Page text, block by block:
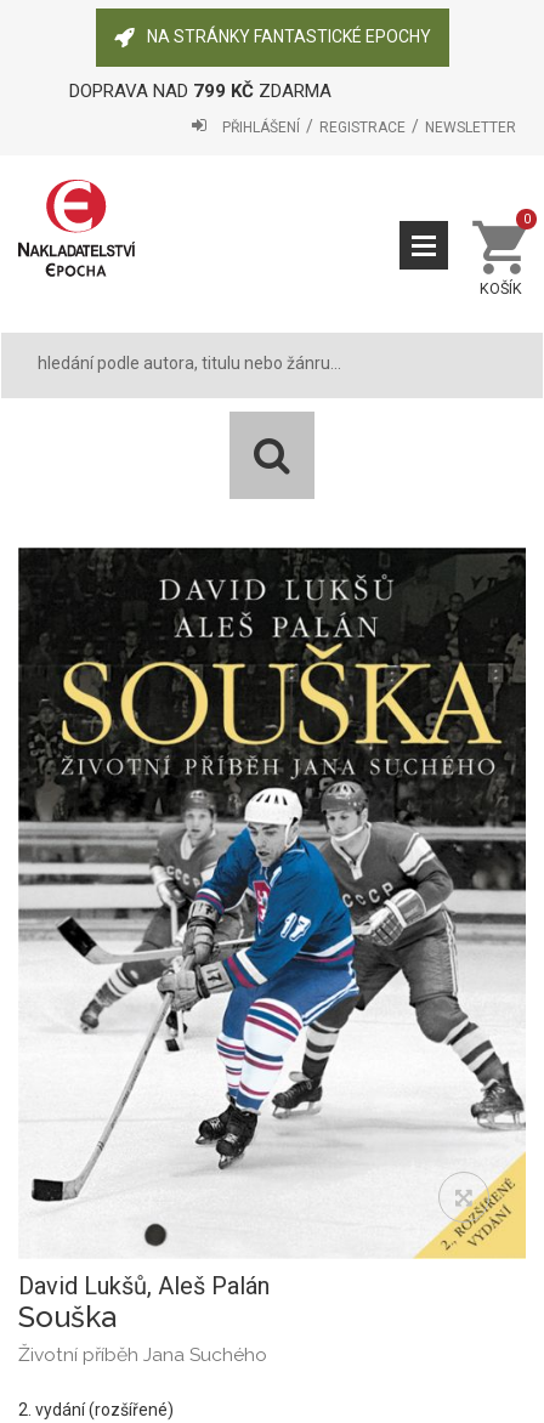
NA STRÁNKY FANTASTICKÉ EPOCHY
DOPRAVA NAD 799 KČZDARMA
PŘIHLÁŠENÍ REGISTRACE NEWSLETTER
KOŠÍK
0
David Lukšů, Aleš Palán
Souška
Životní příběh Jana Suchého
2. vydání (rozšířené)